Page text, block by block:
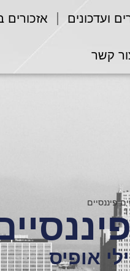
ועדכונים
קשר
פיננסיים
אופיס